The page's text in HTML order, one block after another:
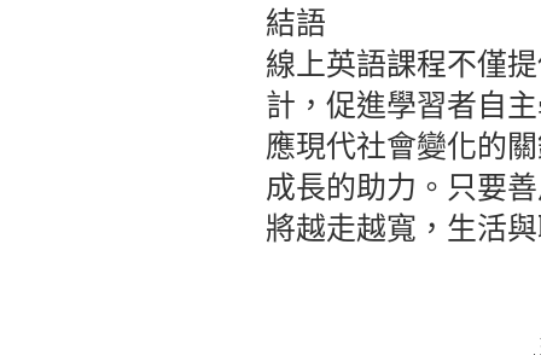
結語
線上英語課程不僅
計，促進學習者自
應現代社會變化的
成長的助力。只要
將越走越寬，生活